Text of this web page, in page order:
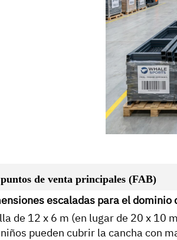
de venta principales (FAB)
escaladas para el dominio
de 12 x 6 m (en lugar de 20 x 10
pueden cubrir la cancha con